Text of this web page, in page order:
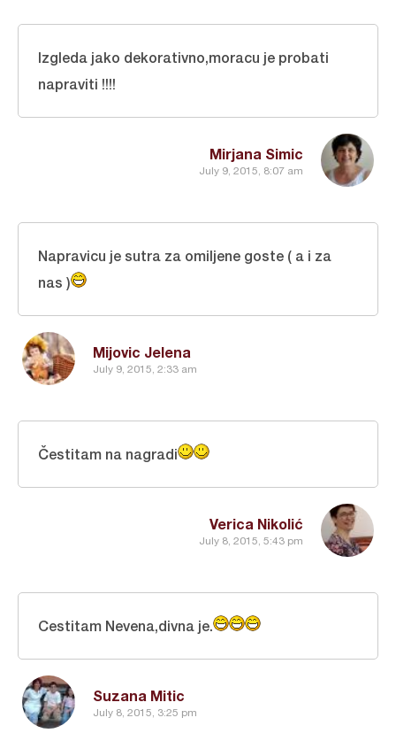
Mirjana Simic
July 9, 2015, 8:07 am
Izgleda jako dekorativno,moracu je probati
napraviti !!!!
Mijovic Jelena
July 9, 2015, 2:33 am
Napravicu je sutra za omiljene goste ( a i za
nas )
Verica Nikolić
July 8, 2015, 5:43 pm
Čestitam na nagradi
Suzana Mitic
July 8, 2015, 3:25 pm
Cestitam Nevena,divna je.